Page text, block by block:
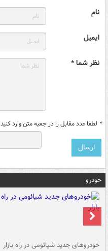
نام
ایمیل
نظر شما *
* لطفا عدد مقابل را در جعبه متن وارد کنید
خودرو
خودروهای جدید شیائومی در راه بازار